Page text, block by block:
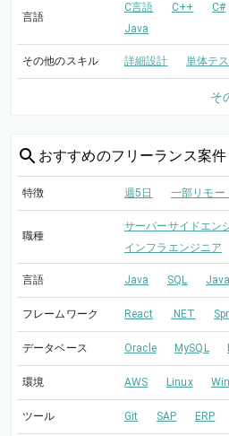
言語
C言語 C++ C#
Java
その他のスキル 詳細設計 単体テ
そ
おすすめのフリーランス案
特徴 週5日 一部リモー
職種
サーバーサイドエン
インフラエンジニア
言語 Java SQL
フレームワーク React .NET
データベース Oracle MySQL
環境 AWS Linux
ツール Git SAP ERP